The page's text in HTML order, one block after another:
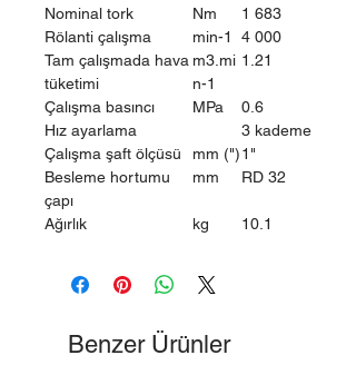
Nominal tork
Nm
1 683
Rölanti çalışma
min-1
4 000
Tam çalışmada hava
tüketimi
m3.mi
n-1
1.21
Çalışma basıncı MPa
0.6
Hız ayarlama
3 kademe
Çalışma şaft ölçüsü
mm (")1"
Besleme hortumu
çapı
mm RD 32
Ağırlık kg 10.1
Benzer Ürünler